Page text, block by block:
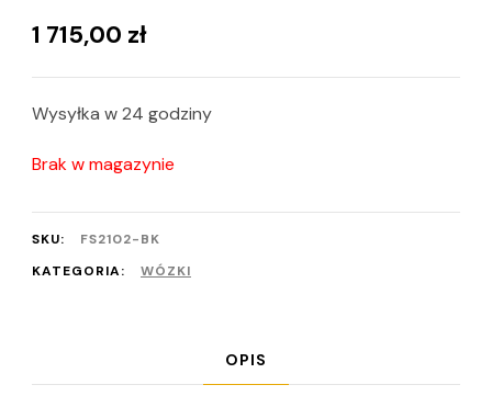
1 715,00 zł
Wysyłka w 24 godziny
Brak w magazynie
SKU:
FS2102-BK
KATEGORIA:
WÓZKI
OPIS